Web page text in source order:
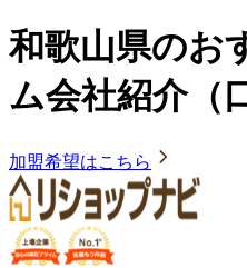
和歌山県のお
ム会社紹介（
加盟希望はこちら